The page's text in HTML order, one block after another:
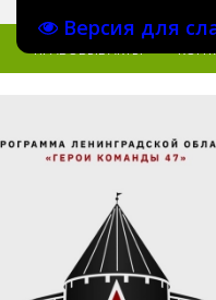
Версия для
ПРАВОВЫЕ АКТЫ